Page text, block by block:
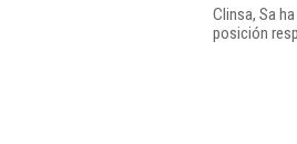
Clinsa, Sa
posición